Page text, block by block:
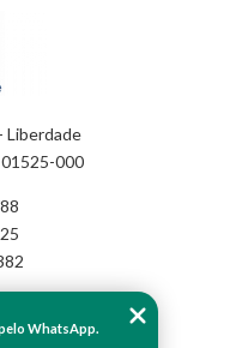
Liberdade
01525-000
WhatsApp.